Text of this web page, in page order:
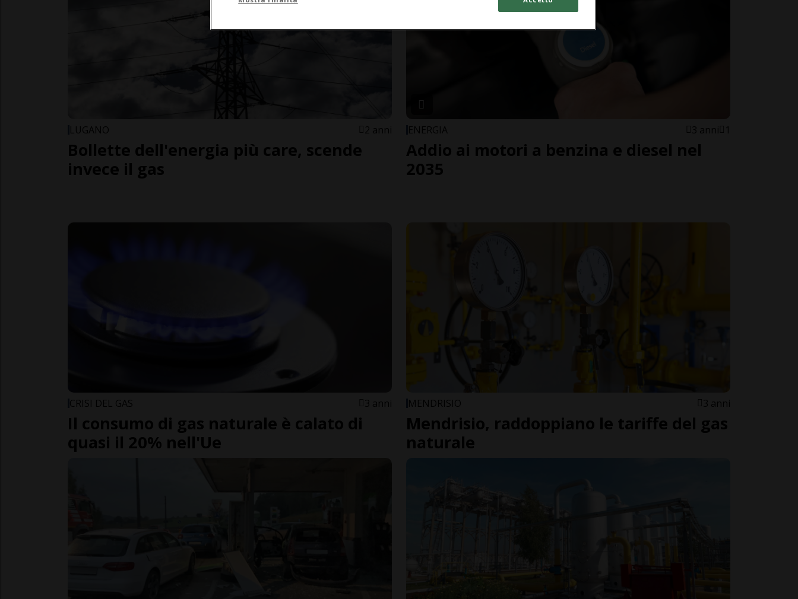
LUGANO 2 anni
Bollette dell'energia più care, scende
invece il gas
ENERGIA 3 anni 1
Addio ai motori a benzina e diesel nel
2035
CRISI DEL GAS 3 anni
Il consumo di gas naturale è calato di
quasi il 20% nell'Ue
MENDRISIO 3 anni
Mendrisio, raddoppiano le tariffe del gas
naturale